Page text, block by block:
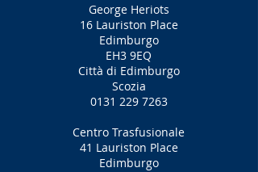
George Heriots
16 Lauriston Place
Edimburgo
EH3 9EQ
Città di Edimburgo
Scozia
0131 229 7263
Centro Trasfusionale
41 Lauriston Place
Edimburgo